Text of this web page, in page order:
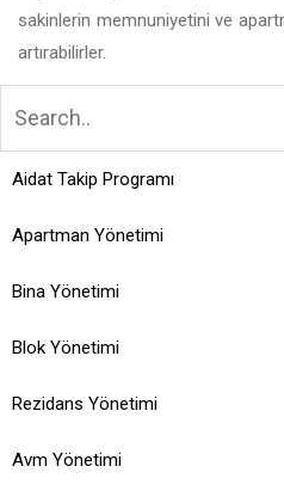
sakinlerin memnuniyetini ve
artırabilirler.
Aidat Takip Programı
Apartman Yönetimi
Bina Yönetimi
Blok Yönetimi
Rezidans Yönetimi
Avm Yönetimi